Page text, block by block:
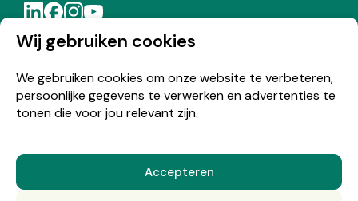
Wij gebruiken cookies
We gebruiken cookies om onze website te verbeteren,
persoonlijke gegevens te verwerken en advertenties te
tonen die voor jou relevant zijn.
Accepteren
Meld je aan voor de Prins nieuwsbrief
© Copyright 2026 Prins